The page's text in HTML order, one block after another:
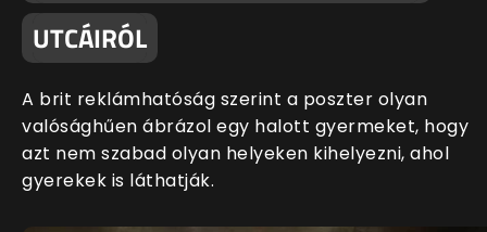
UTCÁIRÓL
A brit reklámhatóság szerint a poszter olyan
valósághűen ábrázol egy halott gyermeket, hogy
azt nem szabad olyan helyeken kihelyezni, ahol
gyerekek is láthatják.